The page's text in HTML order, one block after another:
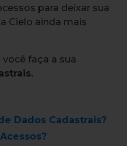
para deixar sua
Cielo ainda mais
faça a sua
Dados Cadastrais?